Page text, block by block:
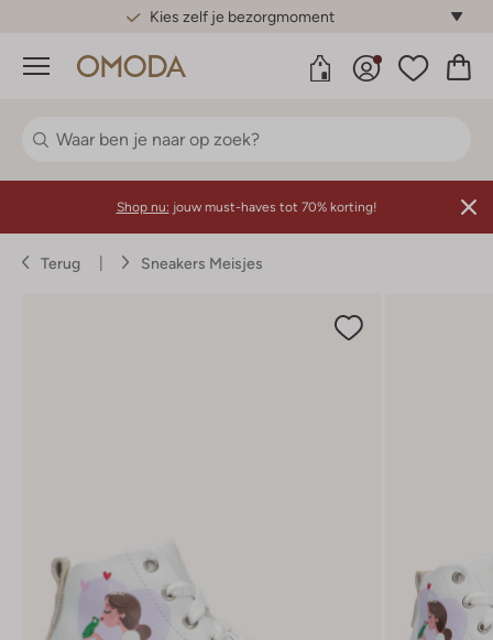
Gratis standaard verzending*
Menu
Shop nu: jouw must-haves tot 70% korting!
Terug Sneakers Meisjes